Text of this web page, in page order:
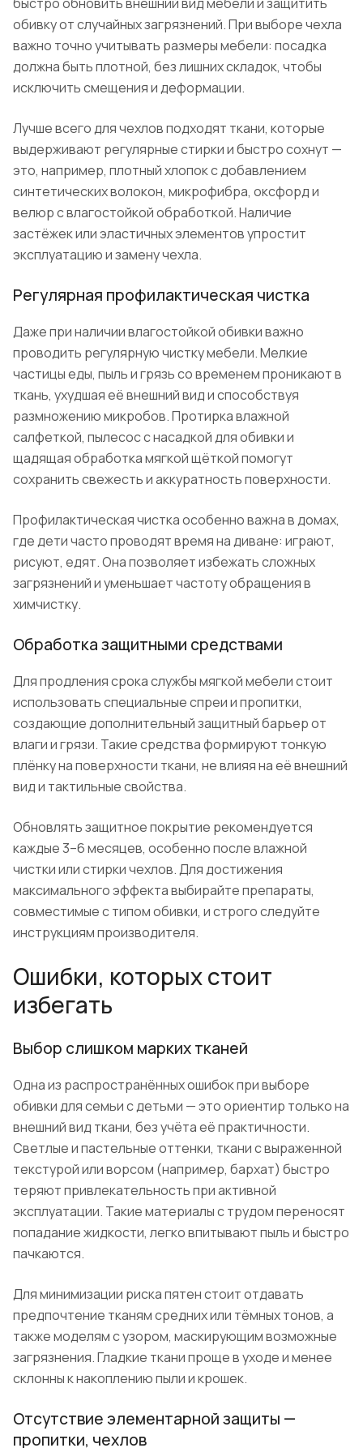
обивку от случайных загрязнений. При выборе чехла
важно точно учитывать размеры мебели: посадка
должна быть плотной, без лишних складок, чтобы
исключить смещения и деформации.
Лучше всего для чехлов подходят ткани, которые
выдерживают регулярные стирки и быстро сохнут —
это, например, плотный хлопок с добавлением
синтетических волокон, микрофибра, оксфорд и
велюр с влагостойкой обработкой. Наличие
застёжек или эластичных элементов упростит
эксплуатацию и замену чехла.
Регулярная профилактическая чистка
Даже при наличии влагостойкой обивки важно
проводить регулярную чистку мебели. Мелкие
частицы еды, пыль и грязь со временем проникают в
ткань, ухудшая её внешний вид и способствуя
размножению микробов. Протирка влажной
салфеткой, пылесос с насадкой для обивки и
щадящая обработка мягкой щёткой помогут
сохранить свежесть и аккуратность поверхности.
Профилактическая чистка особенно важна в домах,
где дети часто проводят время на диване: играют,
рисуют, едят. Она позволяет избежать сложных
загрязнений и уменьшает частоту обращения в
химчистку.
Обработка защитными средствами
Для продления срока службы мягкой мебели стоит
использовать специальные спреи и пропитки,
создающие дополнительный защитный барьер от
влаги и грязи. Такие средства формируют тонкую
плёнку на поверхности ткани, не влияя на её внешний
вид и тактильные свойства.
Обновлять защитное покрытие рекомендуется
каждые 3–6 месяцев, особенно после влажной
чистки или стирки чехлов. Для достижения
максимального эффекта выбирайте препараты,
совместимые с типом обивки, и строго следуйте
инструкциям производителя.
Ошибки, которых стоит
избегать
Выбор слишком марких тканей
Одна из распространённых ошибок при выборе
обивки для семьи с детьми — это ориентир только на
внешний вид ткани, без учёта её практичности.
Светлые и пастельные оттенки, ткани с выраженной
текстурой или ворсом (например, бархат) быстро
теряют привлекательность при активной
эксплуатации. Такие материалы с трудом переносят
попадание жидкости, легко впитывают пыль и быстро
пачкаются.
Для минимизации риска пятен стоит отдавать
предпочтение тканям средних или тёмных тонов, а
также моделям с узором, маскирующим возможные
загрязнения. Гладкие ткани проще в уходе и менее
склонны к накоплению пыли и крошек.
Отсутствие элементарной защиты —
пропитки, чехлов